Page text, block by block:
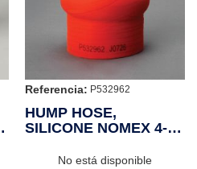
Referencia: P532962
HUMP HOSE,
SILICONE NOMEX 4-
No está disponible